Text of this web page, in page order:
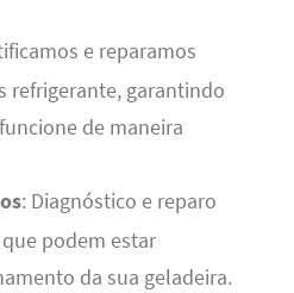
e reparamos
refrigerante, garantindo
de maneira
: Diagnóstico e reparo
podem estar
da sua geladeira.